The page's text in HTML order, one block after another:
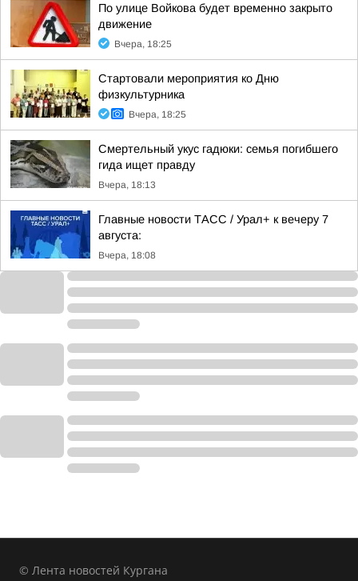
По улице Войкова будет временно закрыто
движение
Вчера, 18:25
Стартовали мероприятия ко Дню
физкультурника
Вчера, 18:25
Смертельный укус гадюки: семья погибшего
гида ищет правду
Вчера, 18:13
Главные новости ТАСС / Урал+ к вечеру 7
августа:
Вчера, 18:08
© Лента новостей Кургана